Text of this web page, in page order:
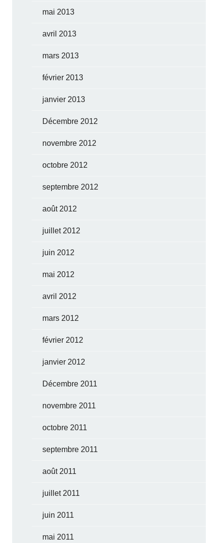
mai 2013
avril 2013
mars 2013
février 2013
janvier 2013
Décembre 2012
novembre 2012
octobre 2012
septembre 2012
août 2012
juillet 2012
juin 2012
mai 2012
avril 2012
mars 2012
février 2012
janvier 2012
Décembre 2011
novembre 2011
octobre 2011
septembre 2011
août 2011
juillet 2011
juin 2011
mai 2011